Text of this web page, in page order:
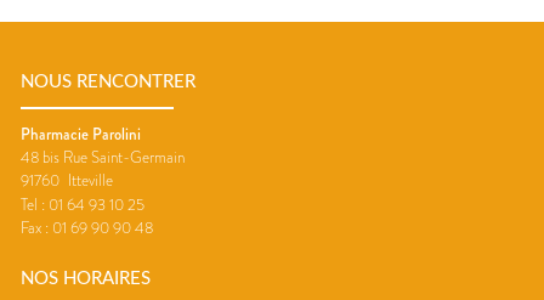
NOUS RENCONTRER
Pharmacie Parolini
48 bis Rue Saint-Germain
91760 Itteville
Tel : 01 64 93 10 25
Fax : 01 69 90 90 48
NOS HORAIRES